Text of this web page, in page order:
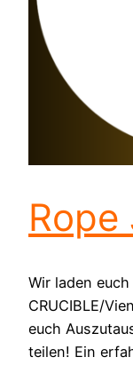
Rope
Wir laden
CRUCIBLE/
euch
teilen! Ein